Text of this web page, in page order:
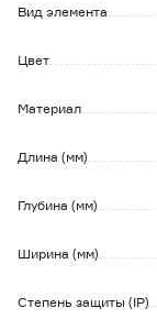
Высота
Температура
Вид элемента
Цвет
Материал
Длина (мм)
Глубина (мм)
Ширина (мм)
Степень защиты (IP)